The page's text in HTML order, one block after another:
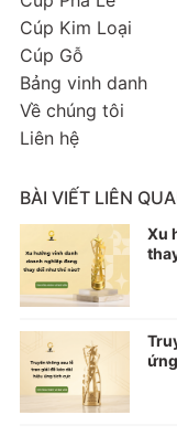
Cúp Kim Loại
Cúp Gỗ
Bảng vinh danh
Về chúng tôi
Liên hệ
BÀI VIẾT LIÊN
Xu